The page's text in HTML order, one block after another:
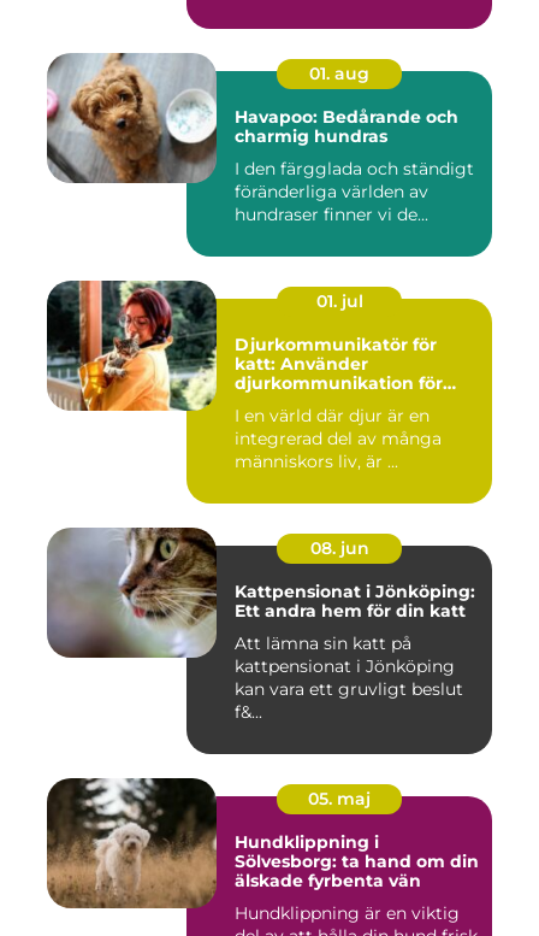
01. aug
Havapoo: Bedårande och
charmig hundras
I den färgglada och ständigt
föränderliga världen av
hundraser finner vi de...
01. jul
Djurkommunikatör för
katt: Använder
djurkommunikation för
I en värld där djur är en
integrerad del av många
människors liv, är ...
08. jun
Kattpensionat i Jönköping:
Ett andra hem för din katt
Att lämna sin katt på
kattpensionat i Jönköping
kan vara ett gruvligt beslut
f&...
05. maj
Hundklippning i
Sölvesborg: ta hand om din
älskade fyrbenta vän
Hundklippning är en viktig